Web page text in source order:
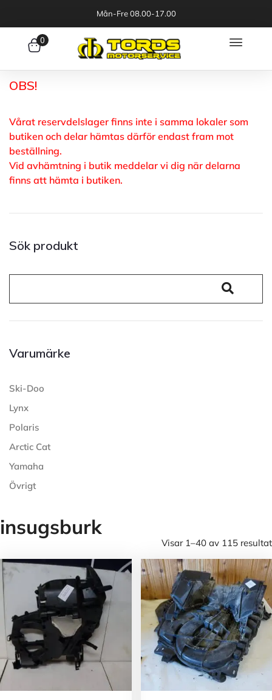
Mån-Fre 08.00-17.00
0
OBS!
Vårat reservdelslager finns inte i samma lokaler som
butiken och delar hämtas därför endast fram mot
beställning.
Vid avhämtning i butik meddelar vi dig när delarna
finns att hämta i butiken.
Sök produkt
Varumärke
Ski-Doo
Lynx
Polaris
Arctic Cat
Yamaha
Övrigt
insugsburk
Visar 1–40 av 115 resultat